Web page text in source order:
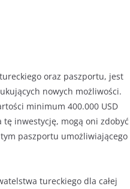
oraz paszportu, jest
nowych możliwości.
minimum 400.000 USD
inwestycję, mogą oni zdobyć
paszportu umożliwiającego
tureckiego dla całej